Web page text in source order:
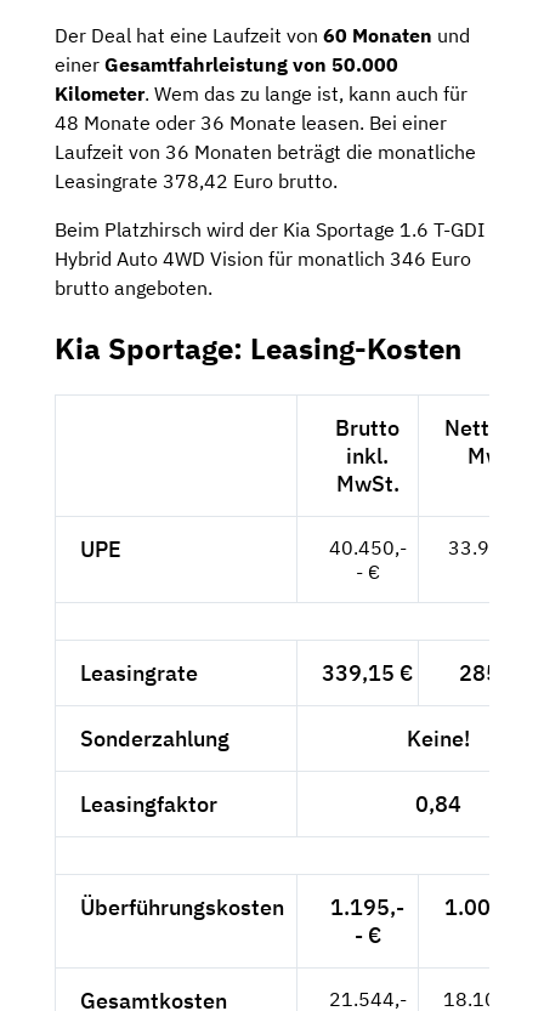
Der Deal hat eine Laufzeit von 60 Monaten und
einer Gesamtfahrleistung von 50.000
Kilometer. Wem das zu lange ist, kann auch für
48 Monate oder 36 Monate leasen. Bei einer
Laufzeit von 36 Monaten beträgt die monatliche
Leasingrate 378,42 Euro brutto.
Beim Platzhirsch wird der Kia Sportage 1.6 T-GDI
Hybrid Auto 4WD Vision für monatlich 346 Euro
brutto angeboten.
Kia Sportage: Leasing-Kosten
Brutto
inkl.
MwSt.
Netto
MwSt.
UPE
40.450,-
- €
33.992,--
Leasingrate 339,15 € 285,-- €
Sonderzahlung Keine!
Leasingfaktor 0,84
Überführungskosten
1.195,-
- €
1.004,20
Gesamtkosten
21.544,-
18.104,20